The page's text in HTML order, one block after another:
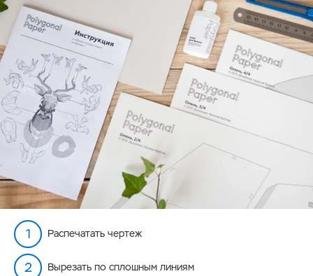
Распечатать чертеж
Вырезать по сплошным линиям